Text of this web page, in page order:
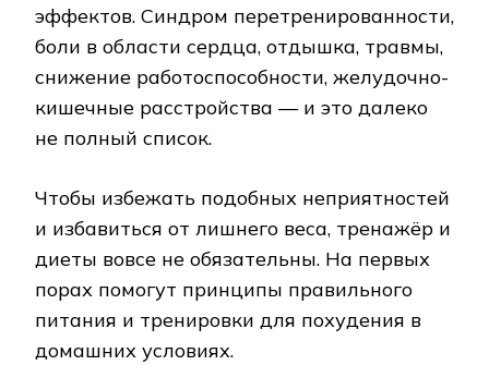
эффектов. Синдром перетренированности,
боли в области сердца, отдышка, травмы,
снижение работоспособности, желудочно-
кишечные расстройства — и это далеко
не полный список.
Чтобы избежать подобных неприятностей
и избавиться от лишнего веса, тренажёр и
диеты вовсе не обязательны. На первых
порах помогут принципы правильного
питания и тренировки для похудения в
домашних условиях.